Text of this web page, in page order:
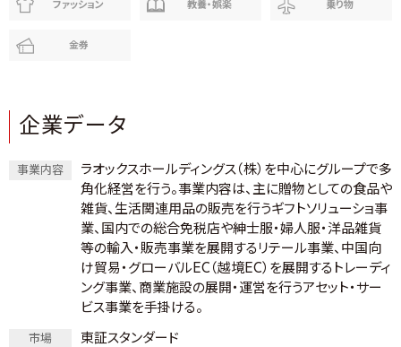
ファッション 教養・娯楽 乗り物
金券
企業データ
事業内容
ラオックスホールディングス（株）を中心にグループで多
角化経営を行う。事業内容は、主に贈物としての食品や
雑貨、生活関連用品の販売を行うギフトソリューショ事
業、国内での総合免税店や紳士服・婦人服・洋品雑貨
等の輸入・販売事業を展開するリテール事業、中国向
け貿易・グローバルEC（越境EC）を展開するトレーディ
ング事業、商業施設の展開・運営を行うアセット・サー
ビス事業を手掛ける。
市場 東証スタンダード